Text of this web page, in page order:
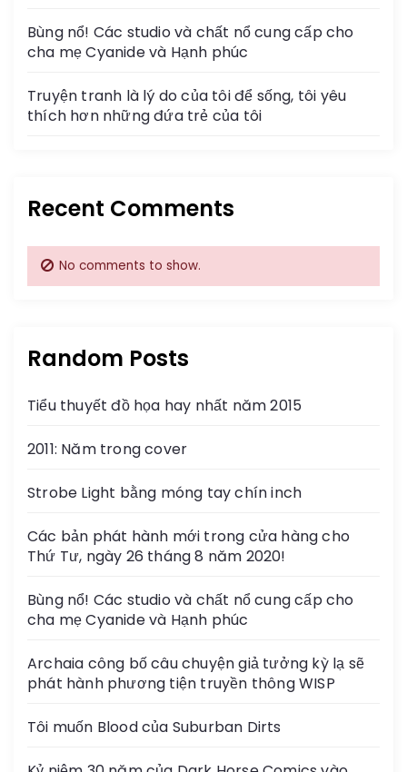
Bùng nổ! Các studio và chất nổ cung cấp cho
cha mẹ Cyanide và Hạnh phúc
Truyện tranh là lý do của tôi để sống, tôi yêu
thích hơn những đứa trẻ của tôi
Recent Comments
No comments to show.
Random Posts
Tiểu thuyết đồ họa hay nhất năm 2015
2011: Năm trong cover
Strobe Light bằng móng tay chín inch
Các bản phát hành mới trong cửa hàng cho
Thứ Tư, ngày 26 tháng 8 năm 2020!
Bùng nổ! Các studio và chất nổ cung cấp cho
cha mẹ Cyanide và Hạnh phúc
Archaia công bố câu chuyện giả tưởng kỳ lạ sẽ
phát hành phương tiện truyền thông WISP
Tôi muốn Blood của Suburban Dirts